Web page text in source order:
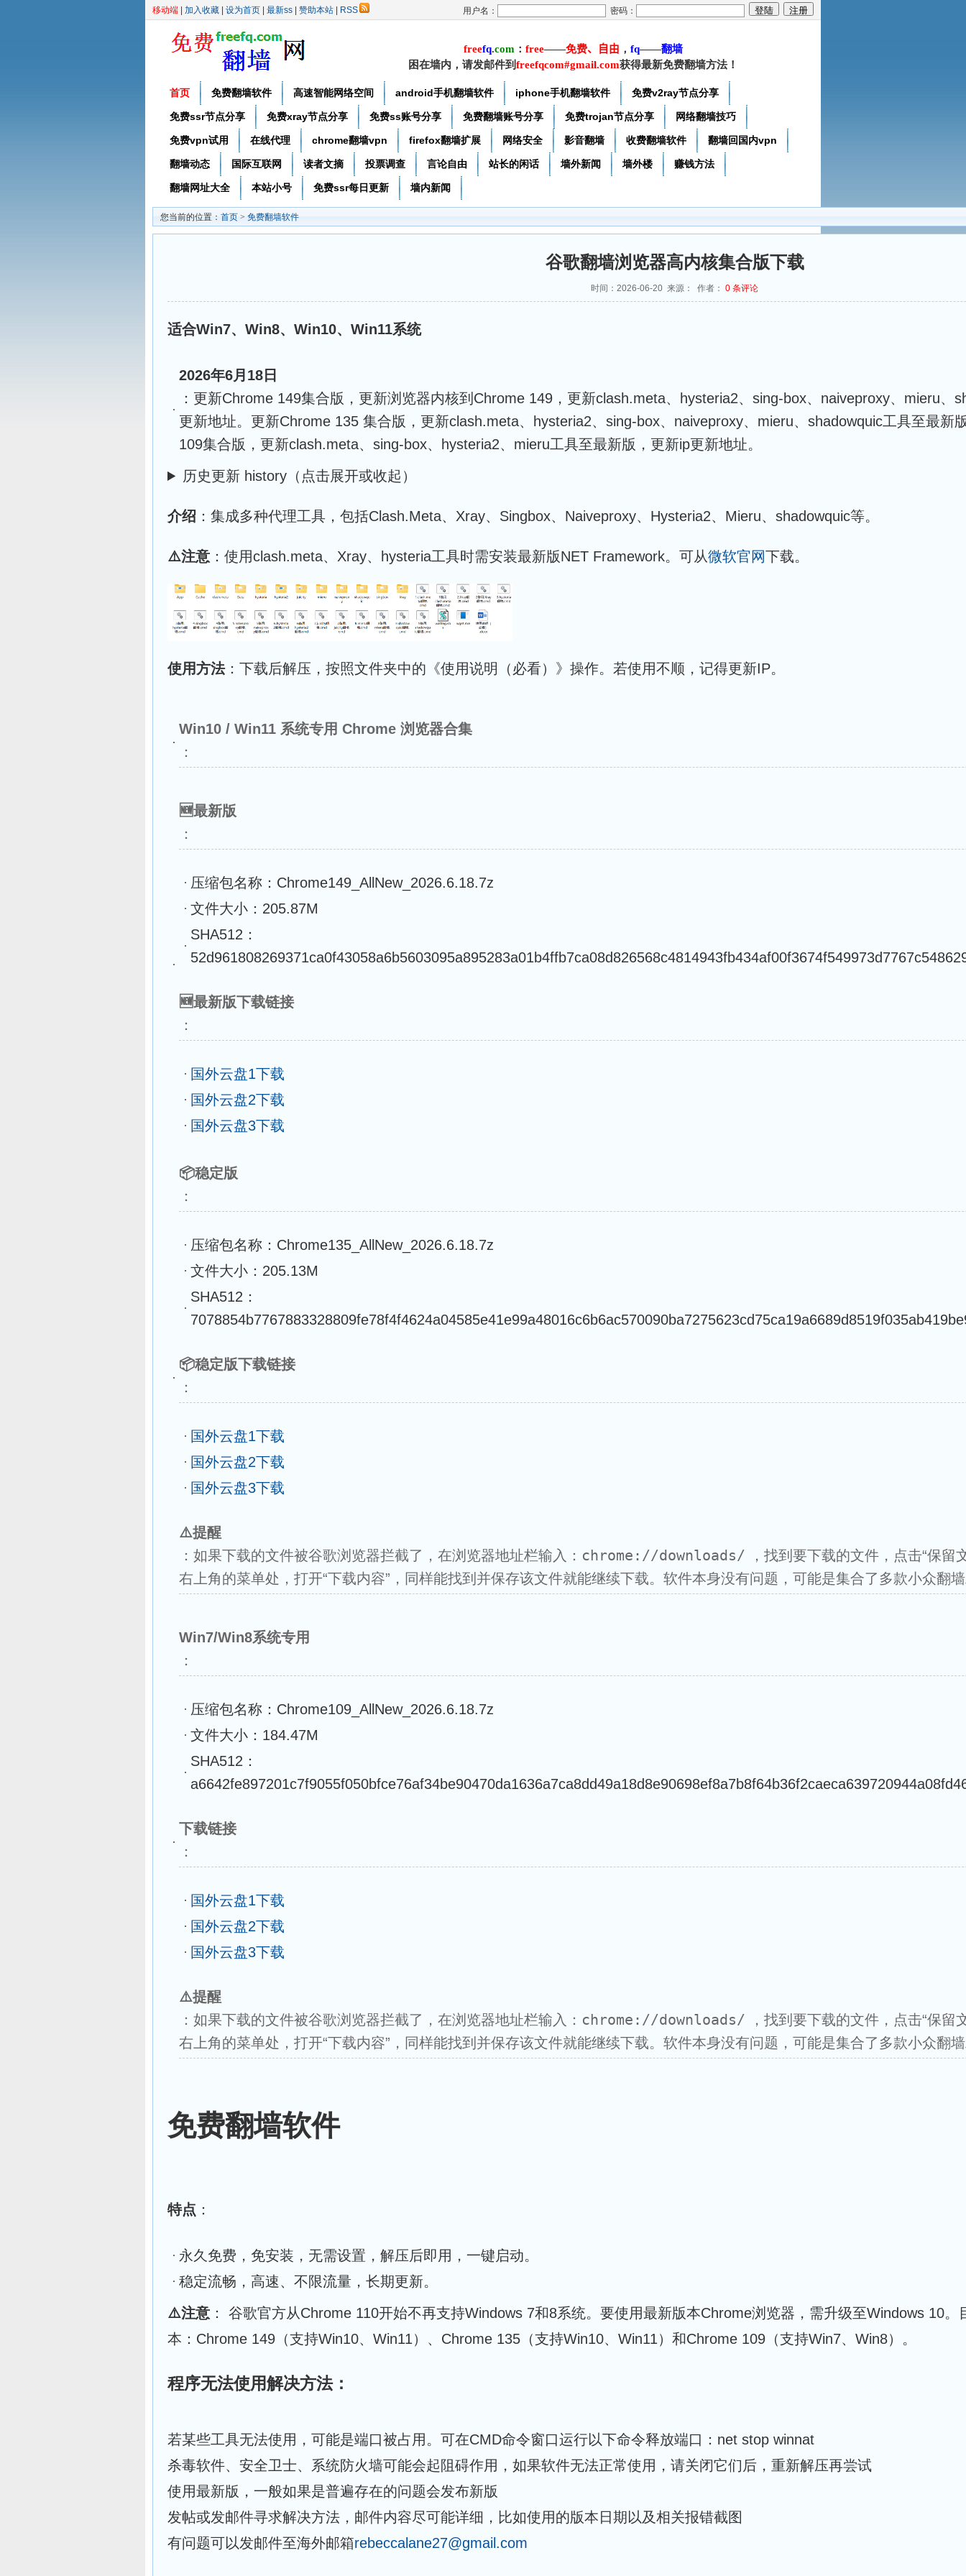
移动端 加入收藏 设为首页 最新ss 赞助本站 RSS 用户名： 密码：
freefq.com ： free——免费、自由 ， fq——翻墙
困在墙内，请发邮件到freefqcom#gmail.com获得最新免费翻墙方法！
首页 免费翻墙软件 高速智能网络空间 android手机翻墙软件 iphone手机翻墙软件 免费v2ray节点分享
免费ssr节点分享 免费xray节点分享 免费ss账号分享 免费翻墙账号分享 免费trojan节点分享 网络翻墙技巧
免费vpn试用 在线代理 chrome翻墙vpn firefox翻墙扩展 网络安全 影音翻墙 收费翻墙软件 翻墙回国内vpn
翻墙动态 国际互联网 读者文摘 投票调查 言论自由 站长的闲话 墙外新闻 墙外楼 赚钱方法
翻墙网址大全 本站小号 免费ssr每日更新 墙内新闻
您当前的位置： 首页 > 免费翻墙软件
谷歌翻墙浏览器高内核集合版下载
时间：2026-06-20 来源： 作者： 0 条评论
适合Win7、Win8、Win10、Win11系统
2026年6月18日
：更新Chrome 149集合版，更新浏览器内核到Chrome 149，更新clash.meta、hysteria2、sing-box、naiveproxy、mieru、
更新地址。更新Chrome 135 集合版，更新clash.meta、hysteria2、sing-box、naiveproxy、mieru、shadowquic工具至最新
109集合版，更新clash.meta、sing-box、hysteria2、mieru工具至最新版，更新ip更新地址。
历史更新 history（点击展开或收起）
介绍 ：集成多种代理工具，包括Clash.Meta、Xray、Singbox、Naiveproxy、Hysteria2、Mieru、shadowquic等。
⚠️注意 ：使用clash.meta、Xray、hysteria工具时需安装最新版NET Framework。可从微软官网下载。
使用方法：下载后解压，按照文件夹中的《使用说明（必看）》操作。若使用不顺，记得更新IP。
Win10 / Win11 系统专用 Chrome 浏览器合集
：
🆕最新版
：
压缩包名称：Chrome149_AllNew_2026.6.18.7z
文件大小：205.87M
SHA512：
🆕最新版下载链接
：
国外云盘1下载
国外云盘2下载
国外云盘3下载
📦稳定版
：
压缩包名称：Chrome135_AllNew_2026.6.18.7z
文件大小：205.13M
SHA512：
📦稳定版下载链接
：
国外云盘1下载
国外云盘2下载
国外云盘3下载
⚠️提醒
：如果下载的文件被谷歌浏览器拦截了，在浏览器地址栏输入： chrome://downloads/ ，找到要下载的文件，点击“保留
右上角的菜单处，打开“下载内容”，同样能找到并保存该文件就能继续下载。软件本身没有问题，可能是集合了多款小众翻
Win7/Win8系统专用
：
压缩包名称：Chrome109_AllNew_2026.6.18.7z
文件大小：184.47M
SHA512：
下载链接
：
国外云盘1下载
国外云盘2下载
国外云盘3下载
⚠️提醒
：如果下载的文件被谷歌浏览器拦截了，在浏览器地址栏输入： chrome://downloads/ ，找到要下载的文件，点击“保留
右上角的菜单处，打开“下载内容”，同样能找到并保存该文件就能继续下载。软件本身没有问题，可能是集合了多款小众翻
免费翻墙软件
特点 ：
永久免费，免安装，无需设置，解压后即用，一键启动。
稳定流畅，高速、不限流量，长期更新。
⚠️注意 ： 谷歌官方从Chrome 110开始不再支持Windows 7和8系统。要使用最新版本Chrome浏览器，需升级至Windows 10
本：Chrome 149（支持Win10、Win11）、Chrome 135（支持Win10、Win11）和Chrome 109（支持Win7、Win8）。
程序无法使用解决方法：
若某些工具无法使用，可能是端口被占用。可在CMD命令窗口运行以下命令释放端口：net stop winnat
杀毒软件、安全卫士、系统防火墙可能会起阻碍作用，如果软件无法正常使用，请关闭它们后，重新解压再尝试
使用最新版，一般如果是普遍存在的问题会发布新版
发帖或发邮件寻求解决方法，邮件内容尽可能详细，比如使用的版本日期以及相关报错截图
有问题可以发邮件至海外邮箱rebeccalane27@gmail.com